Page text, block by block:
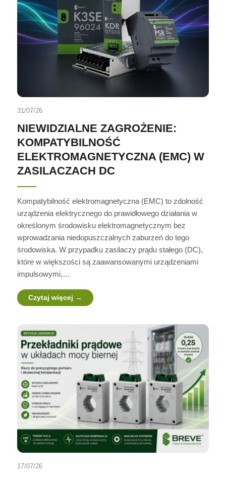
31/07/26
NIEWIDZIALNE ZAGROŻENIE:
KOMPATYBILNOŚĆ
ELEKTROMAGNETYCZNA (EMC) W
ZASILACZACH DC
Kompatybilność elektromagnetyczna (EMC) to zdolność
urządzenia elektrycznego do prawidłowego działania w
określonym środowisku elektromagnetycznym bez
wprowadzania niedopuszczalnych zaburzeń do tego
środowiska. W przypadku zasilaczy prądu stałego (DC),
które w większości są zaawansowanymi urządzeniami
impulsowymi,…
Czytaj więcej
17/07/26